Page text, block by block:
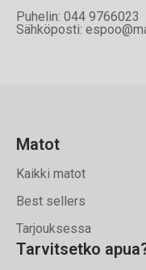
Puhelin: 044 9766023
Sähköposti:
Matot
Kaikki matot
Best sellers
Tarjouksessa
Tarvitsetko